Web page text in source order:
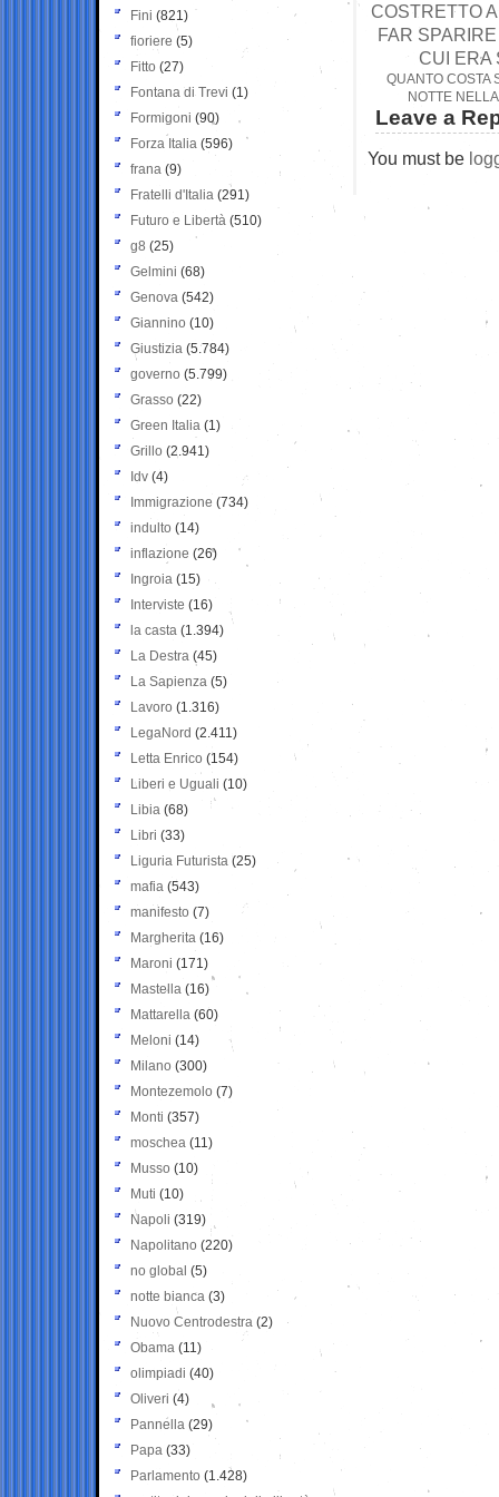
COSTRETTO
FAR
CUI ERA
QUANTO COSTA
NOTTE
Leave a
You must be
Fini (821)
fioriere (5)
Fitto (27)
Fontana di Trevi (1)
Formigoni (90)
Forza Italia (596)
frana (9)
Fratelli d'Italia (291)
Futuro e Libertà (510)
g8 (25)
Gelmini (68)
Genova (542)
Giannino (10)
Giustizia (5.784)
governo (5.799)
Grasso (22)
Green Italia (1)
Grillo (2.941)
Idv (4)
Immigrazione (734)
indulto (14)
inflazione (26)
Ingroia (15)
Interviste (16)
la casta (1.394)
La Destra (45)
La Sapienza (5)
Lavoro (1.316)
LegaNord (2.411)
Letta Enrico (154)
Liberi e Uguali (10)
Libia (68)
Libri (33)
Liguria Futurista (25)
mafia (543)
manifesto (7)
Margherita (16)
Maroni (171)
Mastella (16)
Mattarella (60)
Meloni (14)
Milano (300)
Montezemolo (7)
Monti (357)
moschea (11)
Musso (10)
Muti (10)
Napoli (319)
Napolitano (220)
no global (5)
notte bianca (3)
Nuovo Centrodestra (2)
Obama (11)
olimpiadi (40)
Oliveri (4)
Pannella (29)
Papa (33)
Parlamento (1.428)